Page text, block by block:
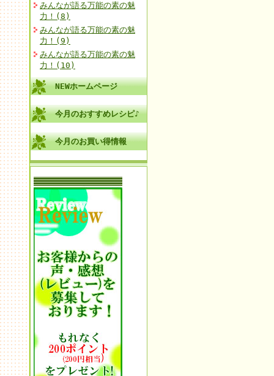
みんなが語る万能の素の魅
力！(8)
みんなが語る万能の素の魅
力！(9)
みんなが語る万能の素の魅
力！(10)
NEWホームページ
今月のおすすめレシピ♪
今月のお買い得情報